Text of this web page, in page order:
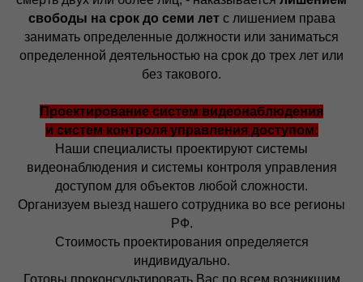
свободы на срок до семи летс лишением права
занимать определенные должности или заниматься
определенной деятельностью на срок до трех лет или
без такового.
Проектирование систем видеонаблюдения
и систем контроля управления доступом:
Наши специалисты проектируют системы
видеонаблюдения и системы контроля управления
доступом для объектов любой сложности.
Организуем выезд нашего сотрудника во все регионы
РФ.
Стоимость проектирования определяется
индивидуально.
Готовы проконсультировать Вас по всем возникшим